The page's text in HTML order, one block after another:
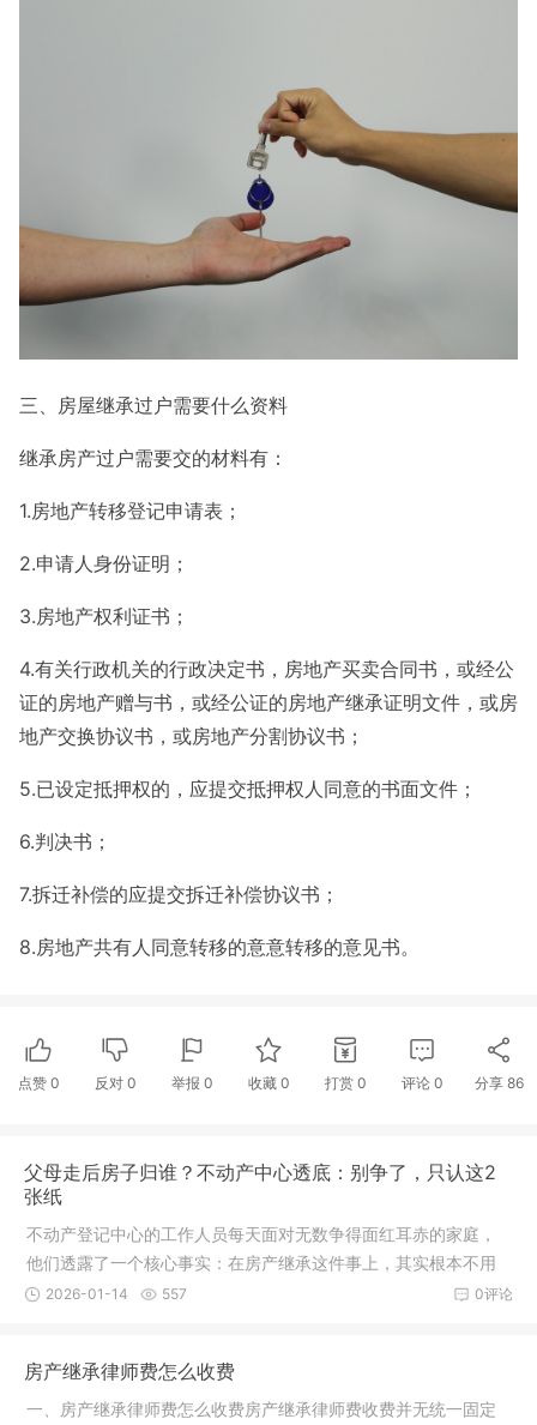
三、房屋继承过户需要什么资料
继承房产过户需要交的材料有：
1.房地产转移登记申请表；
2.申请人身份证明；
3.房地产权利证书；
4.有关行政机关的行政决定书，房地产买卖合同书，或经公
证的房地产赠与书，或经公证的房地产继承证明文件，或房
地产交换协议书，或房地产分割协议书；
5.已设定抵押权的，应提交抵押权人同意的书面文件；
6.判决书；
7.拆迁补偿的应提交拆迁补偿协议书；
8.房地产共有人同意转移的意意转移的意见书。
点赞 0 反对 0 举报 0 收藏 0 打赏 0 评论 0 分享 86
父母走后房子归谁？不动产中心透底：别争了，只认这2
张纸
不动产登记中心的工作人员每天面对无数争得面红耳赤的家庭，
他们透露了一个核心事实：在房产继承这件事上，其实根本不用
争，因为中心只认两张纸——遗赠扶养协议和合法有效遗嘱。遗
0评论
2026-01-14 557
房产继承律师费怎么收费
一、房产继承律师费怎么收费房产继承律师费收费并无统一固定